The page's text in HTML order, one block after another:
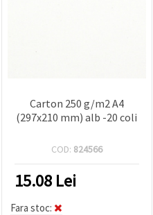
Carton 250 g/m2 A4
(297x210 mm) alb -20 coli
COD: 824566
15.08 Lei
Fara stoc: